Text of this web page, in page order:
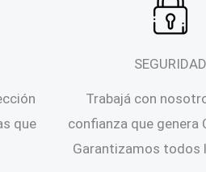
que
SEGURIDAD
Trabajá con
confianza que genera
Garantizamos todos